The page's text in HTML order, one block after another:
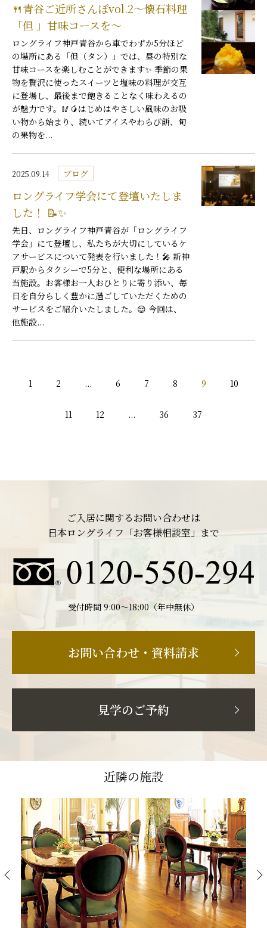
🍴青谷ご近所さんぽvol.2〜懐石料理
「但 」甘味コースを〜
ロングライフ神戸青谷から車でわずか5分ほど
の場所にある「但（タン）」では、昼の特別な
甘味コースを楽しむことができます✨ 季節の果
物を贅沢に使ったスイーツと塩味の料理が交互
に登場し、最後まで飽きることなく味わえるの
が魅力です。🥢🥭はじめはやさしい風味のお吸
い物から始まり、続いてアイスやわらび餅、旬
の果物を...
2025.09.14 ブログ
ロングライフ学会にて登壇いたしま
した！ 📝✨
先日、ロングライフ神戸青谷が「ロングライフ
学会」にて登壇し、私たちが大切にしているケ
アサービスについて発表を行いました！🎤 新神
戸駅からタクシーで5分と、便利な場所にある
当施設。お客様お一人おひとりに寄り添い、毎
日を自分らしく豊かに過ごしていただくための
サービスをご紹介いたしました。😌 今回は、
他施設...
1 2 ... 6 7 8 9 10
11 12 ... 36 37
ご入居に関するお問い合わせは
日本ロングライフ「お客様相談室」まで
受付時間 9:00〜18:00（年中無休）
お問い合わせ・資料請求
見学のご予約
近隣の施設